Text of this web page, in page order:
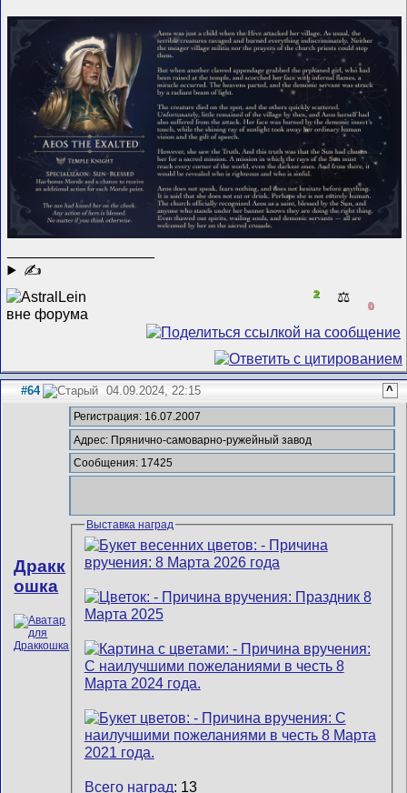
✍
2 ⚖️
0
#64 04.09.2024, 22:15 ^
Дракк
ошка
Регистрация: 16.07.2007
Адрес: Прянично-самоварно-ружейный завод
Сообщения: 17425
Выставка наград
Всего наград: 13